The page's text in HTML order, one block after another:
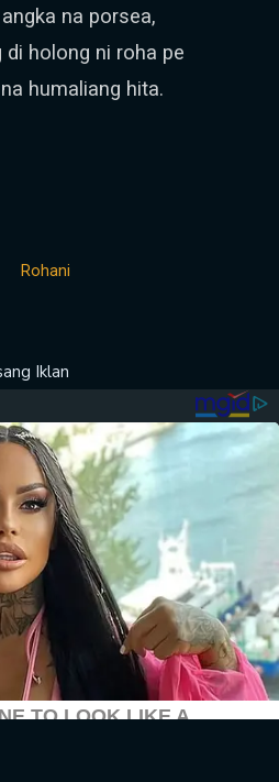
na porsea,
di holong ni roha pe
humaliang hita.
Rohani
Iklan